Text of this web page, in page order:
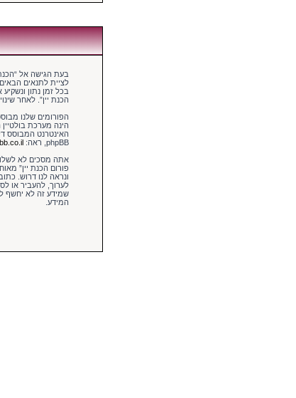
לציית לתנאים
בכל זמן נתון
הכנת יין”. לאחר
הינה מערכת
phpBB, ראה:
אתה מסכים לא
פורום הכנת יין”
לערוך, להעביר או
המידע.